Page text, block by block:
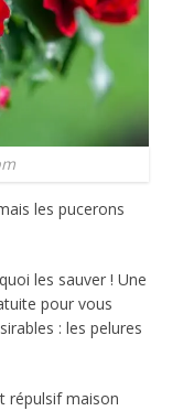
les pucerons
les sauver ! Une
pour vous
: les pelures
répulsif maison